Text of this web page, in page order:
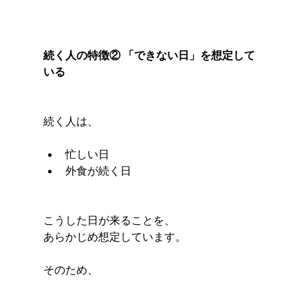
続く人の特徴② 「できない日」を想定して
いる
続く人は、
忙しい日
外食が続く日
こうした日が来ることを、
あらかじめ想定しています。
そのため、